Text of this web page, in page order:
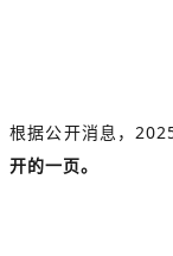
根据公开消息，
开的一页。